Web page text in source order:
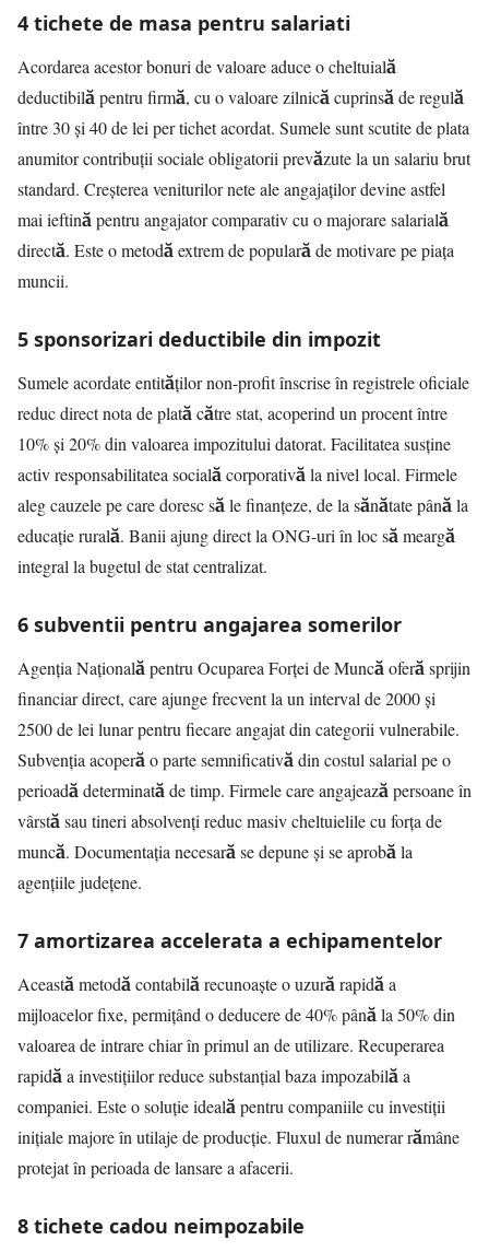
4 tichete de masa pentru salariati
Acordarea acestor bonuri de valoare aduce o cheltuială
deductibilă pentru firmă, cu o valoare zilnică cuprinsă de regulă
între 30 și 40 de lei per tichet acordat. Sumele sunt scutite de plata
anumitor contribuții sociale obligatorii prevăzute la un salariu brut
standard. Creșterea veniturilor nete ale angajaților devine astfel
mai ieftină pentru angajator comparativ cu o majorare salarială
directă. Este o metodă extrem de populară de motivare pe piața
muncii.
5 sponsorizari deductibile din impozit
Sumele acordate entităților non-profit înscrise în registrele oficiale
reduc direct nota de plată către stat, acoperind un procent între
10% și 20% din valoarea impozitului datorat. Facilitatea susține
activ responsabilitatea socială corporativă la nivel local. Firmele
aleg cauzele pe care doresc să le finanțeze, de la sănătate până la
educație rurală. Banii ajung direct la ONG-uri în loc să meargă
integral la bugetul de stat centralizat.
6 subventii pentru angajarea somerilor
Agenția Națională pentru Ocuparea Forței de Muncă oferă sprijin
financiar direct, care ajunge frecvent la un interval de 2000 și
2500 de lei lunar pentru fiecare angajat din categorii vulnerabile.
Subvenția acoperă o parte semnificativă din costul salarial pe o
perioadă determinată de timp. Firmele care angajează persoane în
vârstă sau tineri absolvenți reduc masiv cheltuielile cu forța de
muncă. Documentația necesară se depune și se aprobă la
agențiile județene.
7 amortizarea accelerata a echipamentelor
Această metodă contabilă recunoaște o uzură rapidă a
mijloacelor fixe, permițând o deducere de 40% până la 50% din
valoarea de intrare chiar în primul an de utilizare. Recuperarea
rapidă a investițiilor reduce substanțial baza impozabilă a
companiei. Este o soluție ideală pentru companiile cu investiții
inițiale majore în utilaje de producție. Fluxul de numerar rămâne
protejat în perioada de lansare a afacerii.
8 tichete cadou neimpozabile